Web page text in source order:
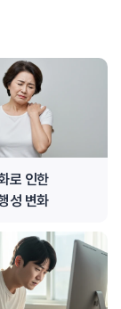
로 인한
성 변화